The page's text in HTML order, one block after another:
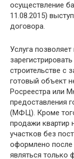
осуществление
11.08.2015)
договора.
Услуга
строительстве с
готовый объект
Росреестра или
предоставления
(МФЦ). Кроме
продажи квартир
участков без
оформлено после
являться только